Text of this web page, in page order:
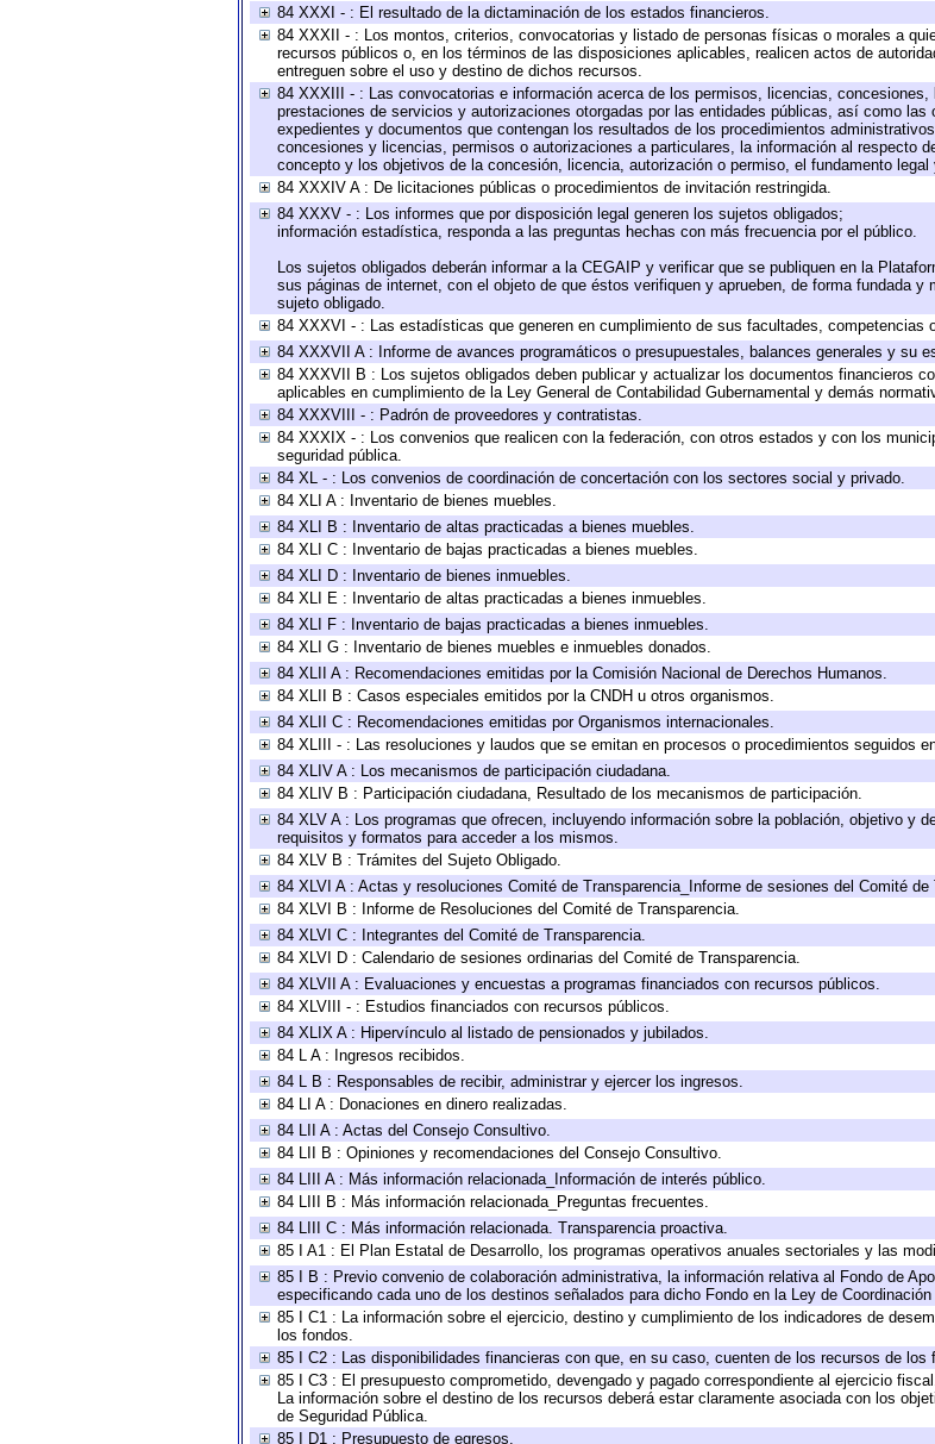
84 XXXI - : El resultado de la dictaminación de los estados financieros.
84 XXXII - : Los montos, criterios, convocatorias y listado de personas físicas o morales a
recursos públicos o, en los términos de las disposiciones aplicables, realicen actos de
entreguen sobre el uso y destino de dichos recursos.
84 XXXIII - : Las convocatorias e información acerca de los permisos, licencias,
prestaciones de servicios y autorizaciones otorgadas por las entidades públicas, así como
expedientes y documentos que contengan los resultados de los procedimientos
concesiones y licencias, permisos o autorizaciones a particulares, la información al respecto
concepto y los objetivos de la concesión, licencia, autorización o permiso, el fundamento
84 XXXIV A : De licitaciones públicas o procedimientos de invitación restringida.
84 XXXV - : Los informes que por disposición legal generen los sujetos obligados;
información estadística, responda a las preguntas hechas con más frecuencia por el público.
Los sujetos obligados deberán informar a la CEGAIP y verificar que se publiquen en la
sus páginas de internet, con el objeto de que éstos verifiquen y aprueben, de forma fundada
sujeto obligado.
84 XXXVI - : Las estadísticas que generen en cumplimiento de sus facultades, competencias
84 XXXVII A : Informe de avances programáticos o presupuestales, balances generales y su
84 XXXVII B : Los sujetos obligados deben publicar y actualizar los documentos financieros
aplicables en cumplimiento de la Ley General de Contabilidad Gubernamental y demás
84 XXXVIII - : Padrón de proveedores y contratistas.
84 XXXIX - : Los convenios que realicen con la federación, con otros estados y con los
seguridad pública.
84 XL - : Los convenios de coordinación de concertación con los sectores social y privado.
84 XLI A : Inventario de bienes muebles.
84 XLI B : Inventario de altas practicadas a bienes muebles.
84 XLI C : Inventario de bajas practicadas a bienes muebles.
84 XLI D : Inventario de bienes inmuebles.
84 XLI E : Inventario de altas practicadas a bienes inmuebles.
84 XLI F : Inventario de bajas practicadas a bienes inmuebles.
84 XLI G : Inventario de bienes muebles e inmuebles donados.
84 XLII A : Recomendaciones emitidas por la Comisión Nacional de Derechos Humanos.
84 XLII B : Casos especiales emitidos por la CNDH u otros organismos.
84 XLII C : Recomendaciones emitidas por Organismos internacionales.
84 XLIII - : Las resoluciones y laudos que se emitan en procesos o procedimientos seguidos
84 XLIV A : Los mecanismos de participación ciudadana.
84 XLIV B : Participación ciudadana, Resultado de los mecanismos de participación.
84 XLV A : Los programas que ofrecen, incluyendo información sobre la población, objetivo y
requisitos y formatos para acceder a los mismos.
84 XLV B : Trámites del Sujeto Obligado.
84 XLVI A : Actas y resoluciones Comité de Transparencia_Informe de sesiones del Comité de
84 XLVI B : Informe de Resoluciones del Comité de Transparencia.
84 XLVI C : Integrantes del Comité de Transparencia.
84 XLVI D : Calendario de sesiones ordinarias del Comité de Transparencia.
84 XLVII A : Evaluaciones y encuestas a programas financiados con recursos públicos.
84 XLVIII - : Estudios financiados con recursos públicos.
84 XLIX A : Hipervínculo al listado de pensionados y jubilados.
84 L A : Ingresos recibidos.
84 L B : Responsables de recibir, administrar y ejercer los ingresos.
84 LI A : Donaciones en dinero realizadas.
84 LII A : Actas del Consejo Consultivo.
84 LII B : Opiniones y recomendaciones del Consejo Consultivo.
84 LIII A : Más información relacionada_Información de interés público.
84 LIII B : Más información relacionada_Preguntas frecuentes.
84 LIII C : Más información relacionada. Transparencia proactiva.
85 I A1 : El Plan Estatal de Desarrollo, los programas operativos anuales sectoriales y las
85 I B : Previo convenio de colaboración administrativa, la información relativa al Fondo de
especificando cada uno de los destinos señalados para dicho Fondo en la Ley de
85 I C1 : La información sobre el ejercicio, destino y cumplimiento de los indicadores de
los fondos.
85 I C2 : Las disponibilidades financieras con que, en su caso, cuenten de los recursos de
85 I C3 : El presupuesto comprometido, devengado y pagado correspondiente al ejercicio
La información sobre el destino de los recursos deberá estar claramente asociada con los
de Seguridad Pública.
85 I D1 : Presupuesto de egresos.